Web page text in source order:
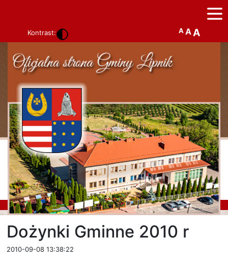
Kontrast: A AA
Dożynki Gminne 2010 r
2010-09-08 13:38:22